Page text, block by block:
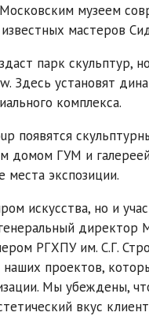
музеем
мастеров
парк
Здесь установят
комплекса.
появятся
домом ГУМ и
места экспозиции.
искусства, но и
РГХПУ им. С.Г.
проектов,
Мы убеждены,
вкус